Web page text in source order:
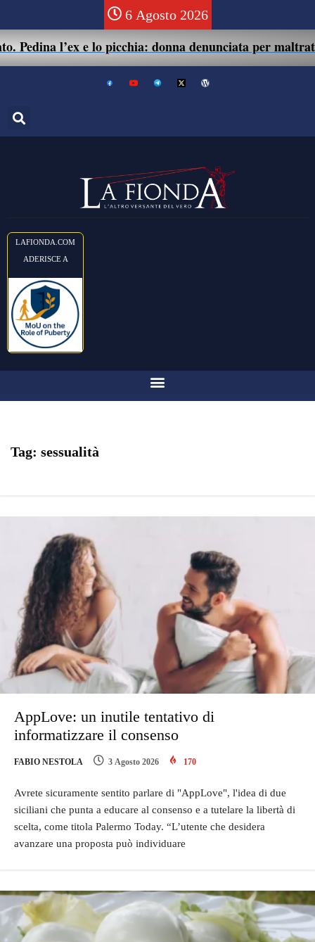
6 Agosto 2026
e lo picchia: donna denunciata per maltrattamenti e
LAFIONDA.COM
ADERISCE A
Tag: sessualità
AppLove: un inutile tentativo di
informatizzare il consenso
FABIO NESTOLA 3 Agosto 2026 170
Avrete sicuramente sentito parlare di "AppLove", l'idea di due
siciliani che punta a educare al consenso e a tutelare la libertà di
scelta, come titola Palermo Today. “L’utente che desidera
avanzare una proposta può individuare